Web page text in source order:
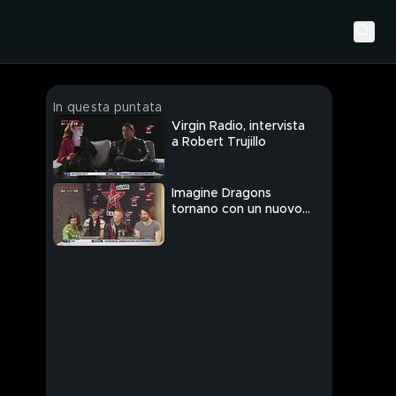
In questa puntata
Virgin Radio, intervista
a Robert Trujillo
Imagine Dragons
tornano con un nuovo